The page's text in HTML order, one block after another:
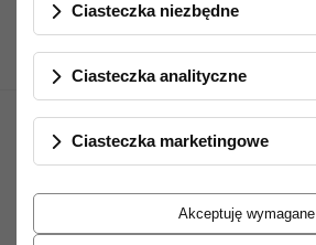
Ciasteczka niezbędne
Ciasteczka analityczne
Ciasteczka marketingowe
Akceptuję wymagane